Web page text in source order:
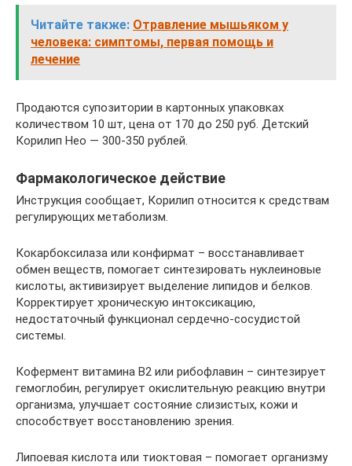
Читайте также: Отравление мышьяком у
человека: симптомы, первая помощь и
лечение
Продаются супозитории в картонных упаковках
количеством 10 шт, цена от 170 до 250 руб. Детский
Корилип Нео — 300-350 рублей.
Фармакологическое действие
Инструкция сообщает, Корилип относится к средствам
регулирующих метаболизм.
Кокарбоксилаза или конфирмат – восстанавливает
обмен веществ, помогает синтезировать нуклеиновые
кислоты, активизирует выделение липидов и белков.
Корректирует хроническую интоксикацию,
недостаточный функционал сердечно-сосудистой
системы.
Кофермент витамина B2 или рибофлавин – синтезирует
гемоглобин, регулирует окислительную реакцию внутри
организма, улучшает состояние слизистых, кожи и
способствует восстановлению зрения.
Липоевая кислота или тиоктовая – помогает организму